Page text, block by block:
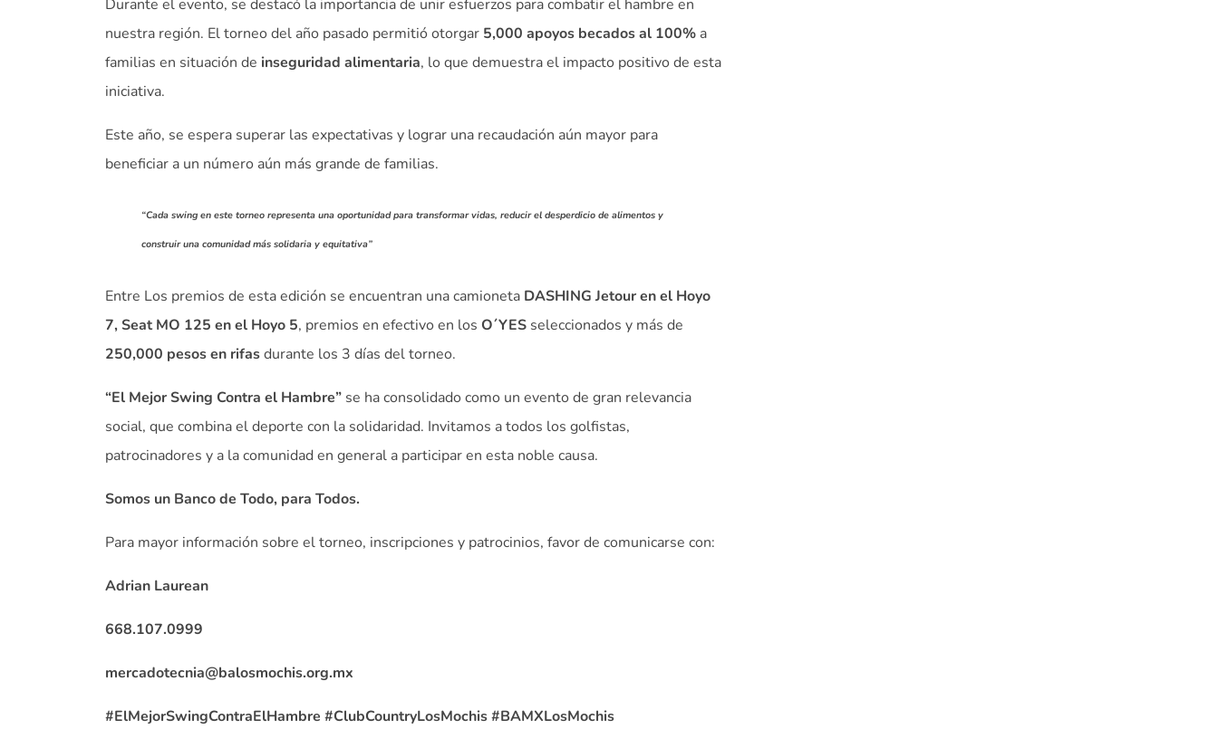
Durante el evento, se destacó la importancia de unir esfuerzos para combatir el hambre en
nuestra región. El torneo del año pasado permitió otorgar 5,000 apoyos becados al 100% a
familias en situación de inseguridad alimentaria, lo que demuestra el impacto positivo de esta
iniciativa.
Este año, se espera superar las expectativas y lograr una recaudación aún mayor para
beneficiar a un número aún más grande de familias.
“Cada swing en este torneo representa una oportunidad para transformar vidas, reducir el desperdicio de alimentos y
construir una comunidad más solidaria y equitativa”
Entre Los premios de esta edición se encuentran una camioneta DASHING Jetouren el Hoyo
7,Seat MO 125 en el Hoyo 5, premios en efectivo en los O´YES seleccionados y más de
250,000 pesos en rifasdurante los 3 días del torneo.
“El Mejor Swing Contra el Hambre” se ha consolidado como un evento de gran relevancia
social, que combina el deporte con la solidaridad. Invitamos a todos los golfistas,
patrocinadores y a la comunidad en general a participar en esta noble causa.
Somos un Banco de Todo, para Todos.
Para mayor información sobre el torneo, inscripciones y patrocinios, favor de comunicarse con:
Adrian Laurean
668.107.0999
mercadotecnia@balosmochis.org.mx
#ElMejorSwingContraElHambre #ClubCountryLosMochis #BAMXLosMochis